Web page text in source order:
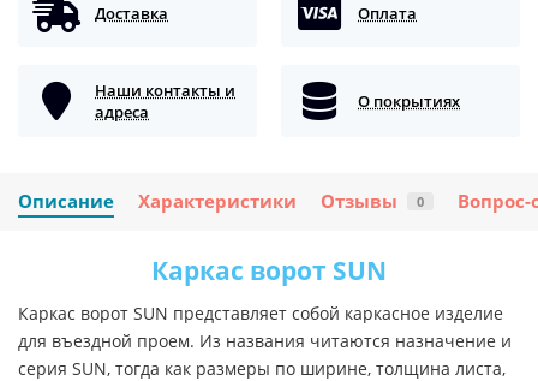
Доставка Оплата
Наши контакты и
адреса
О покрытиях
Описание Характеристики Отзывы 0 Вопрос-
Каркас ворот SUN
Каркас ворот SUN представляет собой каркасное изделие
для въездной проем. Из названия читаются назначение и
серия SUN, тогда как размеры по ширине, толщина листа,